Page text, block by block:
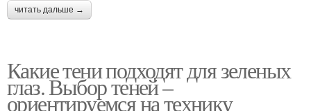
читать дальше →
Какие тени подходят для зеленых
глаз. Выбор теней –
ориентируемся на технику